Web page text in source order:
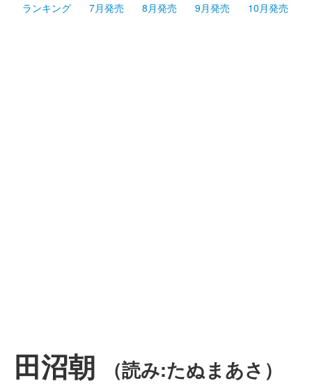
プレミアム
ランキング
7月発売 8月発売 9月発売 10月発売
田沼朝 （読み:たぬまあさ）